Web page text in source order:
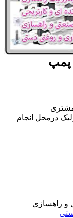
پمپ
مشتری
درمحل انجام
و راهسازی